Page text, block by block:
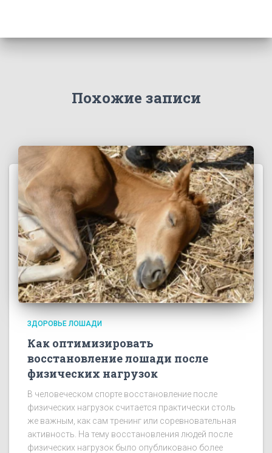
Похожие записи
ЗДОРОВЬЕ ЛОШАДИ
Как оптимизировать
восстановление лошади после
физических нагрузок
В человеческом спорте восстановление после
физических нагрузок считается практически столь
же важным, как сам тренинг или соревновательная
активность. На тему восстановления людей после
физических нагрузок было опубликовано более